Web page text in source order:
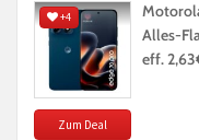
+4
Zum Deal
Alles-
eff.